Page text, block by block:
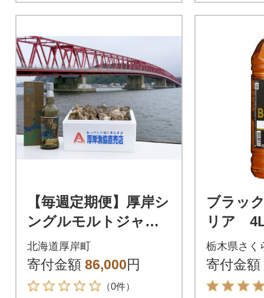
【毎週定期便】厚岸シ
ングルモルトジャパ
ニーズウイスキー
「立夏」&厚岸産殻付
かき全2回
北海道厚岸町
寄付金額 86,000円
（0件）
ブラッ
リア
栃木県さく
寄付金額